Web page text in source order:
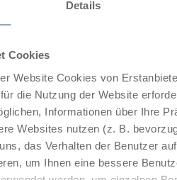
Details
Cookies
Website Cookies von
die Nutzung der Website
Informationen über Ihre
Websites nutzen (z. B.
das Verhalten der Benutzer
um Ihnen eine bessere
of unforgettable
voucher you always have the